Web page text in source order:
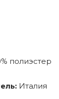
полиэстер
Италия